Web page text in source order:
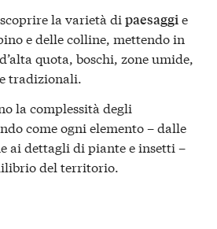
la varietà di paesaggie
e delle colline, mettendo in
quota, boschi, zone umide,
tradizionali.
la complessità degli
come ogni elemento – dalle
ai dettagli di piante e insetti –
del territorio.